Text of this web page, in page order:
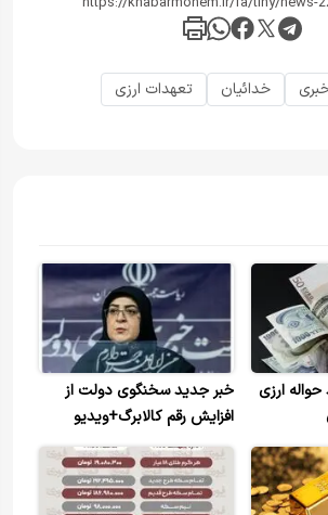
خدائیان تعهدات ارزی
ارزی
خبر جدید سخنگوی دولت از
افزایش رقم کالابرگ+ویدیو